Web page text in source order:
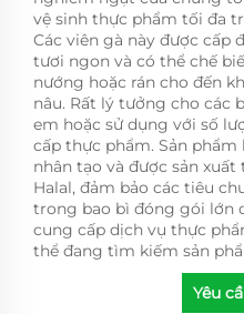
vệ sinh thực phẩm tối đa
Các viên gà này được cấp
tươi ngon và có thể chế
nướng hoặc rán cho đến
nâu. Rất lý tưởng cho các
em hoặc sử dụng với số
cấp thực phẩm. Sản
nhân tạo và được sản
Halal, đảm bảo các tiêu
trong bao bì đóng gói lớn
cung cấp dịch vụ thực
thể đang tìm kiếm sản
Yêu